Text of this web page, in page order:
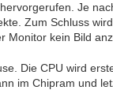
Je
Zum Schluss
kein Bild
Die CPU wird
im Chipram und